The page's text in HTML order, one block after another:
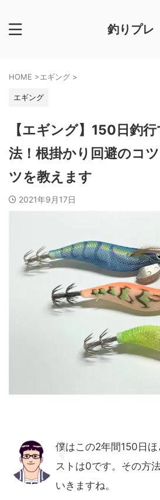
釣りプレ
HOME >エギング >
エギング
【エギング】150日釣
法！根掛かり回避のコ
ツを教えます
2021年9月17日
僕はこの2年間150日
ストは0です。その方
いきますね。